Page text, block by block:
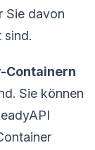
Sie davon
sind.
Containern
Sie können